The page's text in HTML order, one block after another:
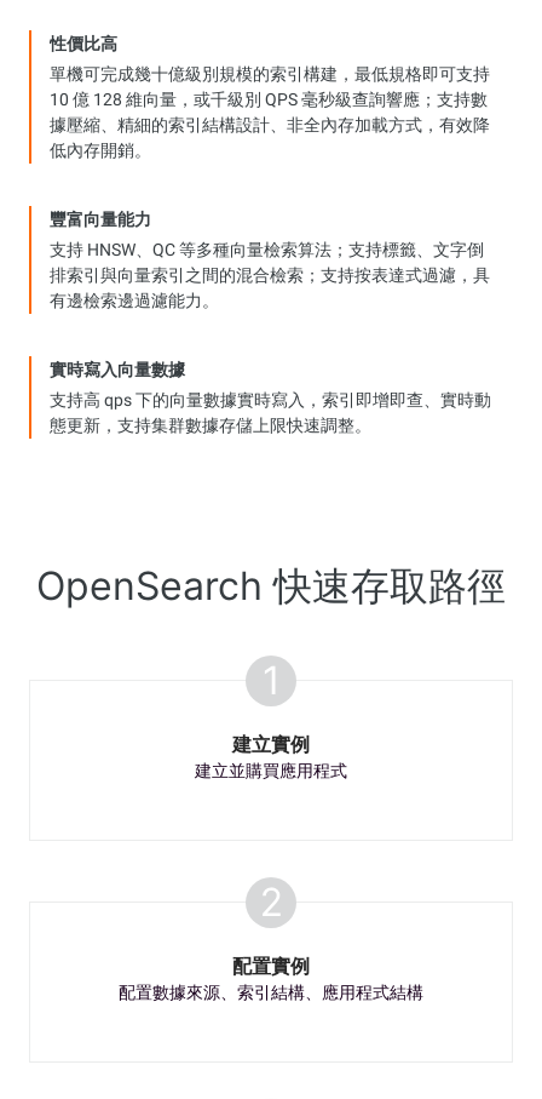
性價比高
單機可完成幾十億級別規模的索引構建，最低規格即可支持
10 億 128 維向量，或千級別 QPS 毫秒級查詢響應；支持數
據壓縮、精細的索引結構設計、非全內存加載方式，有效降
低內存開銷。
豐富向量能力
支持 HNSW、QC 等多種向量檢索算法；支持標籤、文字倒
排索引與向量索引之間的混合檢索；支持按表達式過濾，具
有邊檢索邊過濾能力。
實時寫入向量數據
支持高 qps 下的向量數據實時寫入，索引即增即查、實時動
態更新，支持集群數據存儲上限快速調整。
OpenSearch 快速存取路徑
1
建立實例
建立並購買應用程式
2
配置實例
配置數據來源、索引結構、應用程式結構